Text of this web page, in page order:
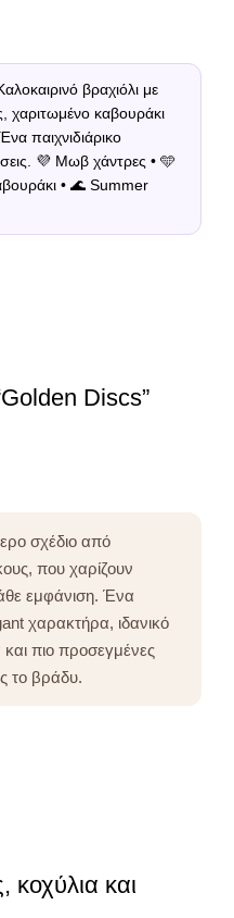
βραχιόλι με
χαριτωμένο καβουράκι
παιχνιδιάρικο
💜 Μωβ χάντρες • 🩵
• 🌊 Summer
Discs”
σχέδιο από
που χαρίζουν
εμφάνιση. Ένα
χαρακτήρα, ιδανικό
πιο προσεγμένες
το βράδυ.
κοχύλια και